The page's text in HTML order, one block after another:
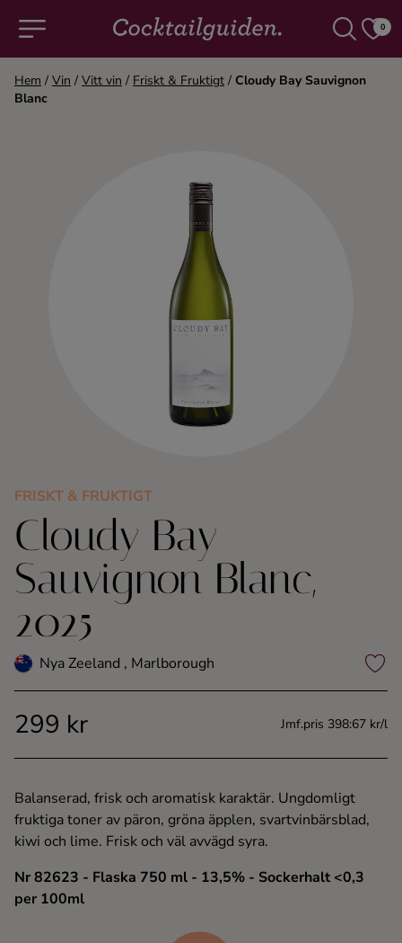
0
Rom
Shots
Tequila
Vodka
Ingredienser
Hem / Vin / Vitt vin / Friskt & Fruktigt / Cloudy Bay Sauvignon
Blanc
FRISKT & FRUKTIGT
Cloudy Bay
Sauvignon Blanc,
2025
Nya Zeeland , Marlborough
299 kr Jmf.pris 398:67 kr/l
Balanserad, frisk och aromatisk karaktär. Ungdomligt
fruktiga toner av päron, gröna äpplen, svartvinbärsblad,
kiwi och lime. Frisk och väl avvägd syra.
Nr 82623 - Flaska 750 ml - 13,5% - Sockerhalt <0,3
per 100ml